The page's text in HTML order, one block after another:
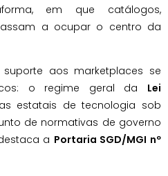
em que catálogos,
a ocupar o centro da
aos marketplaces se
o regime geral da Lei
estatais de tecnologia sob
de normativas de governo
a Portaria SGD/MGI nº